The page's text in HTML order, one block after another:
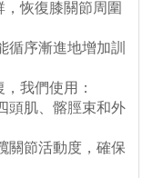
恢復膝關節周圍
循序漸進地增加訓
我們使用：
頭肌、髂脛束和外
關節活動度，確保